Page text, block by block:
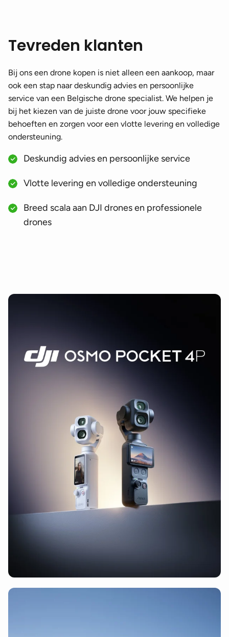
Tevreden klanten
Bij ons een drone kopen is niet alleen een aankoop, maar
ook een stap naar deskundig advies en persoonlijke
service van een Belgische drone specialist. We helpen je
bij het kiezen van de juiste drone voor jouw specifieke
behoeften en zorgen voor een vlotte levering en volledige
ondersteuning.
Deskundig advies en persoonlijke service
Vlotte levering en volledige ondersteuning
Breed scala aan DJI drones en professionele
drones